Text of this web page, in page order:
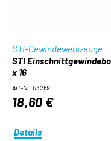
STI-Gewindewerkzeuge
STI
x 16
Art-Nr. 03259
18,60 €
Details